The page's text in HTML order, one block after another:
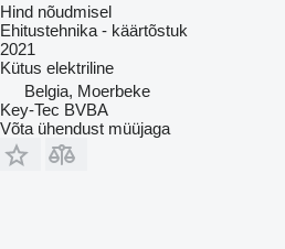
Hind nõudmisel
Ehitustehnika - käärtõstuk
2021
Kütus elektriline
Belgia, Moerbeke
Key-Tec BVBA
Võta ühendust müüjaga